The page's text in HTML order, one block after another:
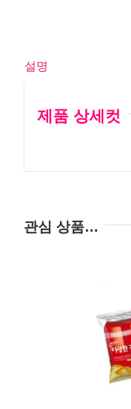
설명
제품 상세컷
관심 상품…